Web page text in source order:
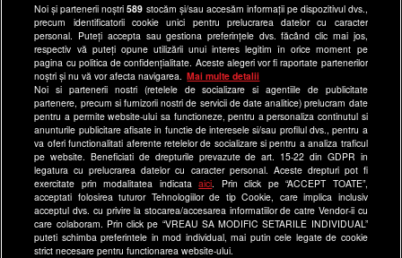
Program Happy Channel
Echipa editorială
Site-uri Antena Group
a1.ro
antenastars.ro
as.ro
catine.ro
chefi.ro
deparinti.ro
medicool.ro
Noi și partenerii noștri589 stocăm și/sau accesăm informații pe dispozitivul dvs.,
precum identificatorii cookie unici pentru prelucrarea datelor cu caracter
personal. Puteți accepta sau gestiona preferințele dvs. făcând clic mai jos,
respectiv vă puteți opune utilizării unui interes legitim în orice moment pe
pagina cu politica de confidențialitate. Aceste alegeri vor fi raportate partenerilor
noștri și nu vă vor afecta navigarea.
Mai multe detalii
Noi si partenerii nostri (retelele de socializare si agentiile de publicitate
partenere, precum si furnizorii nostri de servicii de date analitice) prelucram date
pentru a permite website-ului sa functioneze, pentru a personaliza continutul si
anunturile publicitare afisate in functie de interesele si/sau profilul dvs., pentru a
va oferi functionalitati aferente retelelor de socializare si pentru a analiza traficul
pe website. Beneficiati de drepturile prevazute de art. 15-22 din GDPR in
legatura cu prelucrarea datelor cu caracter personal. Aceste drepturi pot fi
exercitate prin modalitatea indicataaici . Prin click pe “ACCEPT TOATE”,
acceptati folosirea tuturor Tehnologiilor de tip Cookie, care implica inclusiv
acceptul dvs. cu privire la stocarea/accesarea informatiilor de catre Vendor-ii cu
care colaboram. Prin click pe “VREAU SA MODIFIC SETARILE INDIVIDUAL”
puteti schimba preferintele in mod individual, mai putin cele legate de cookie
strict necesare pentru functionarea website-ului.